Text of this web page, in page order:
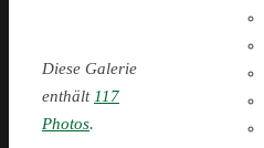
Diese Galerie
enthält117
Photos.